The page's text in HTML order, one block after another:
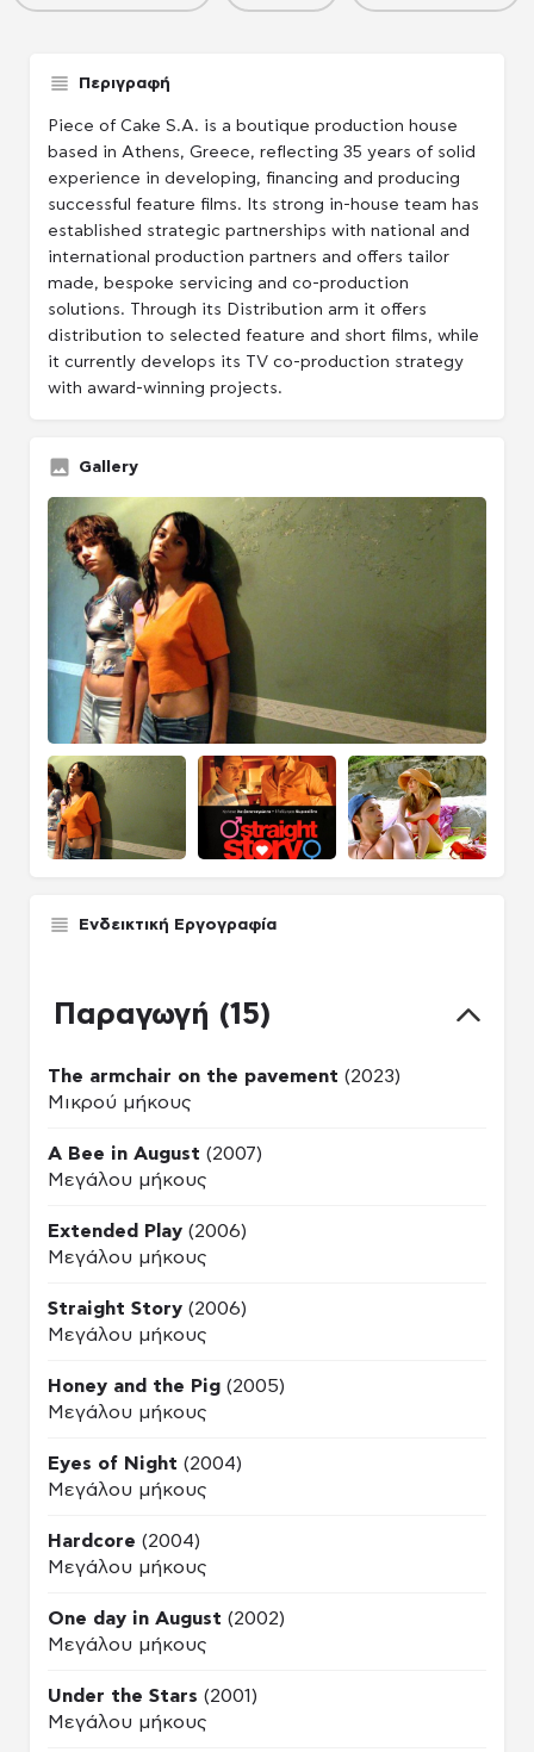
Περιγραφή
Piece of Cake S.A. is a boutique production house
based in Athens, Greece, reflecting 35 years of solid
experience in developing, financing and producing
successful feature films. Its strong in-house team has
established strategic partnerships with national and
international production partners and offers tailor
made, bespoke servicing and co-production
solutions. Through its Distribution arm it offers
distribution to selected feature and short films, while
it currently develops its TV co-production strategy
with award-winning projects.
Gallery
Ενδεικτική Εργογραφία
Παραγωγή (15)
The armchair on the pavement (2023)
Μικρού μήκους
A Bee in August (2007)
Μεγάλου μήκους
Extended Play (2006)
Μεγάλου μήκους
Straight Story (2006)
Μεγάλου μήκους
Honey and the Pig (2005)
Μεγάλου μήκους
Eyes of Night (2004)
Μεγάλου μήκους
Hardcore (2004)
Μεγάλου μήκους
One day in August (2002)
Μεγάλου μήκους
Under the Stars (2001)
Μεγάλου μήκους